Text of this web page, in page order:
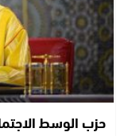
حزب الوسط